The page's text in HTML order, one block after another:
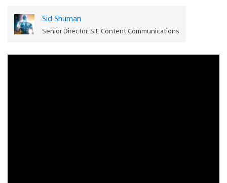
Sid Shuman
Senior Director, SIE Content Communications